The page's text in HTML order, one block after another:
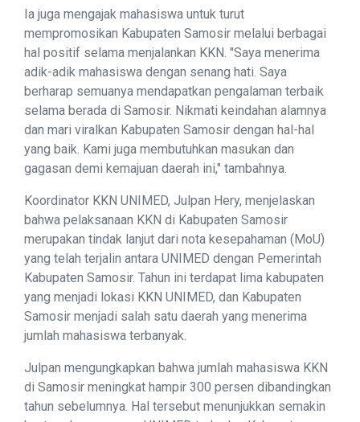
Ia juga mengajak mahasiswa untuk turut
mempromosikan Kabupaten Samosir melalui berbagai
hal positif selama menjalankan KKN. "Saya menerima
adik-adik mahasiswa dengan senang hati. Saya
berharap semuanya mendapatkan pengalaman terbaik
selama berada di Samosir. Nikmati keindahan alamnya
dan mari viralkan Kabupaten Samosir dengan hal-hal
yang baik. Kami juga membutuhkan masukan dan
gagasan demi kemajuan daerah ini," tambahnya.
Koordinator KKN UNIMED, Julpan Hery, menjelaskan
bahwa pelaksanaan KKN di Kabupaten Samosir
merupakan tindak lanjut dari nota kesepahaman (MoU)
yang telah terjalin antara UNIMED dengan Pemerintah
Kabupaten Samosir. Tahun ini terdapat lima kabupaten
yang menjadi lokasi KKN UNIMED, dan Kabupaten
Samosir menjadi salah satu daerah yang menerima
jumlah mahasiswa terbanyak.
Julpan mengungkapkan bahwa jumlah mahasiswa KKN
di Samosir meningkat hampir 300 persen dibandingkan
tahun sebelumnya. Hal tersebut menunjukkan semakin